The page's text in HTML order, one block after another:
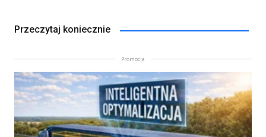
Przeczytaj koniecznie
Promocja